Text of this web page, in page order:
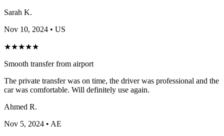
Sarah K.
Nov 10, 2024 • US
★★★★★
Smooth transfer from airport
The private transfer was on time, the driver was professional and the
car was comfortable. Will definitely use again.
Ahmed R.
Nov 5, 2024 • AE